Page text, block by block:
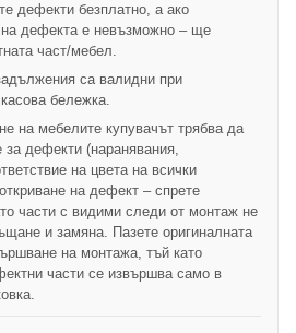
дефекти безплатно, а ако
на дефекта е невъзможно – ще
част/мебел.
са валидни при
бележка.
на мебелите купувачът трябва да
за дефекти (наранявания,
на цвета на всички
на дефект – спрете
части с видими следи от монтаж не
и замяна. Пазете оригиналната
на монтажа, тъй като
части се извършва само в